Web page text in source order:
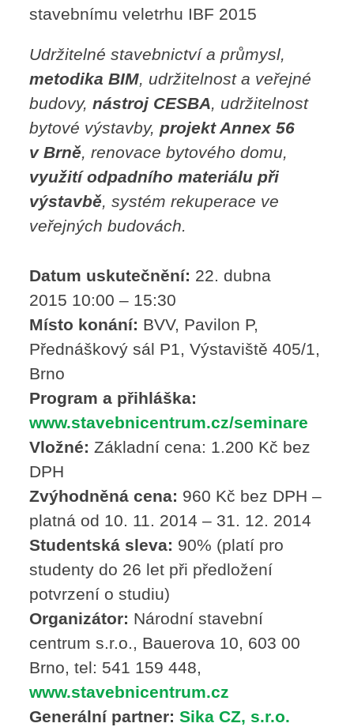
stavebnímu veletrhu IBF 2015
Udržitelné stavebnictví a průmysl,
metodika BIM, udržitelnost a veřejné
budovy,nástroj CESBA, udržitelnost
bytové výstavby,projekt Annex 56
v Brně, renovace bytového domu,
využití odpadního materiálu při
výstavbě, systém rekuperace ve
veřejných budovách.
Datum uskutečnění: 22. dubna
2015 10:00 – 15:30
Místo konání: BVV, Pavilon P,
Přednáškový sál P1, Výstaviště 405/1,
Brno
Program a přihláška:
www.stavebnicentrum.cz/seminare
Vložné: Základní cena: 1.200 Kč bez
DPH
Zvýhodněná cena: 960 Kč bez DPH –
platná od 10. 11. 2014 – 31. 12. 2014
Studentská sleva: 90% (platí pro
studenty do 26 let při předložení
potvrzení o studiu)
Organizátor: Národní stavební
centrum s.r.o., Bauerova 10, 603 00
Brno, tel: 541 159 448,
www.stavebnicentrum.cz
Generální partner:Sika CZ, s.r.o.